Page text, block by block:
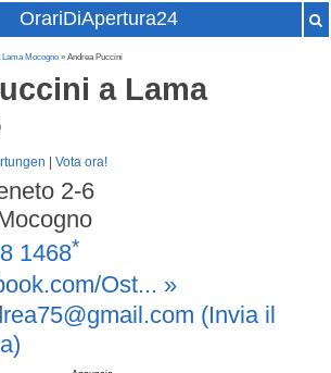
OrariDiApertura24
Mocogno » Andrea Puccini
a Lama
|Vota ora!
2-6
1468*
Ost... »
@gmail .com (Invia il